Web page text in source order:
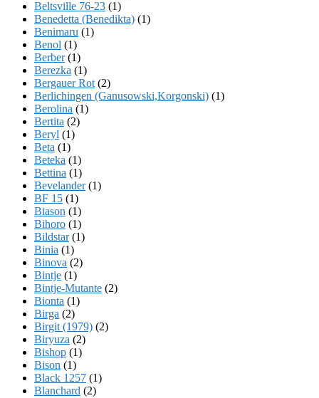
Beltsville 76-23 (1)
Benedetta (Benedikta) (1)
Benimaru (1)
Benol (1)
Berber(1)
Berezka (1)
Bergauer Rot (2)
Berlichingen (Ganusowski,Korgonski) (1)
Berolina (1)
Bertita (2)
Beryl (1)
Beta (1)
Beteka (1)
Bettina (1)
Bevelander(1)
BF 15 (1)
Biason (1)
Bihoro (1)
Bildstar(1)
Binia (1)
Binova (2)
Bintje (1)
Bintje-Mutante (2)
Bionta (1)
Birga (2)
Birgit (1979) (2)
Biryuza (2)
Bishop (1)
Bison (1)
Black 1257 (1)
Blanchard (2)